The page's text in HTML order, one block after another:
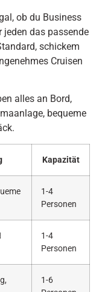
ob du Business
jeden das passende
schickem
Cruisen
alles an Bord,
bequeme
Kapazität
1-4
Personen
1-4
Personen
1-6